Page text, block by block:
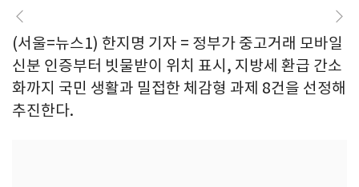
(서울=뉴스1) 한지명 기자 = 정부가 중고거래 모바일
신분 인증부터 빗물받이 위치 표시, 지방세 환급 간소
화까지 국민 생활과 밀접한 체감형 과제 8건을 선정해
추진한다.